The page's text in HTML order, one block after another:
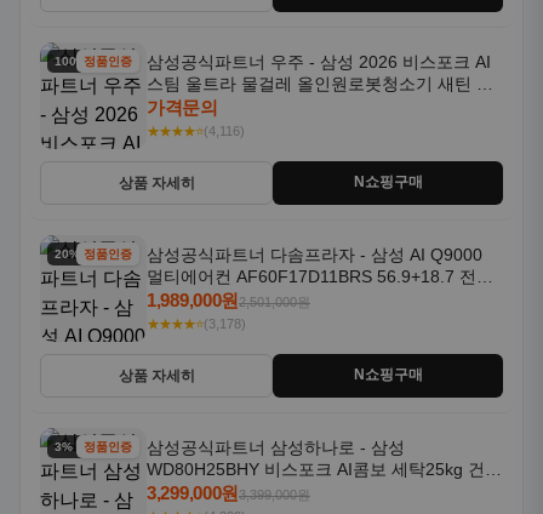
100% 할인
정품인증
삼성공식파트너 우주 - 삼성 2026 비스포크 AI
스팀 울트라 물걸레 올인원로봇청소기 새틴 차
콜 AAH
가격문의
★★★★⭐(4,116)
상품 자세히 N쇼핑구매
20% 할인정품인증
삼성공식파트너 다솜프라자 - 삼성 AI Q9000
멀티에어컨 AF60F17D11BRS 56.9+18.7 전국
기본설치포함
1,989,000원2,501,000원
★★★★⭐(3,178)
상품 자세히 N쇼핑구매
3% 할인정품인증
삼성공식파트너 삼성하나로 - 삼성
WD80H25BHY 비스포크 AI콤보 세탁25kg 건조
18kg 26년형 일체형 1등급
3,299,000원3,399,000원